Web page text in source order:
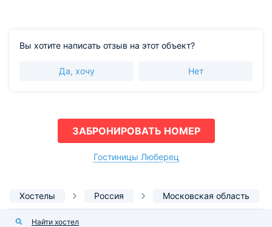
еще за стоянку, так как на территории хостела
критично. Возможно это было указано в условия, а мы
не заметили.
Вы хотите написать отзыв на этот объект?
Да, хочу Нет
ЗАБРОНИРОВАТЬ НОМЕР
Гостиницы Люберец
Хостелы Россия Московская область
Найти хостел